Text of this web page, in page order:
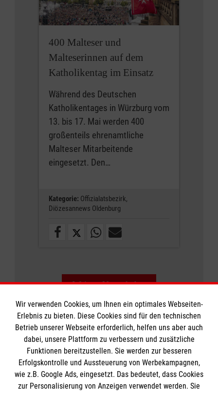
400 Malteser und
Malteserinnen auf dem
Katholikentag im Einsatz
Während des Deutschen
Katholikentages in Würzburg vom
13. bis 17. Mai werden 400
großenteils ehrenamtliche
Malteser Mitarbeitende
eingesetzt. Den…
Kategorie: Offizialatsbezirk,
Diözesannews Oldenburg
Weitere News laden
Informationen
Wir verwenden Cookies, um Ihnen ein optimales Webseiten-
Erlebnis zu bieten. Diese Cookies sind für den technischen
Betrieb unserer Webseite erforderlich, helfen uns aber auch
dabei, unsere Plattform zu verbessern und zusätzliche
Funktionen bereitzustellen. Sie werden zur besseren
Erfolgskontrolle und Aussteuerung von Werbekampagnen,
wie z.B. Google Ads, eingesetzt. Das bedeutet, dass Cookies
zur Personalisierung von Anzeigen verwendet werden. Sie